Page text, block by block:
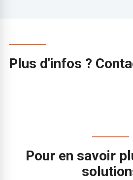
Plus d'infos ?
Pour en savoir